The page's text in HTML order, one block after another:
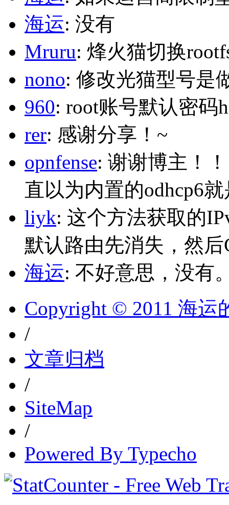
海运: 没有
Mruru: 烽火猫切换
nono: 修改光猫型号是
960: root账号默认密码
rer: 感谢分享！~
opnfense: 谢谢博主！
直以为内置的odhcp6
liyk: 这个方法获取的
默认路由先消失，然
海运: 不好意思，没有
Copyright © 2011 海运
/
文章归档
/
SiteMap
/
Powered By Typecho